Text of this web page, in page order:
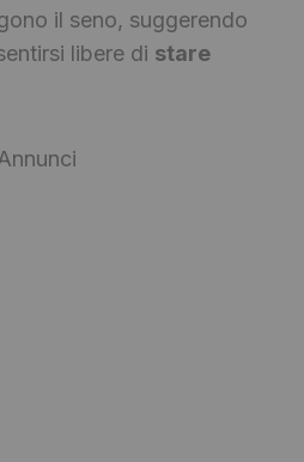
il seno, suggerendo
libere di stare